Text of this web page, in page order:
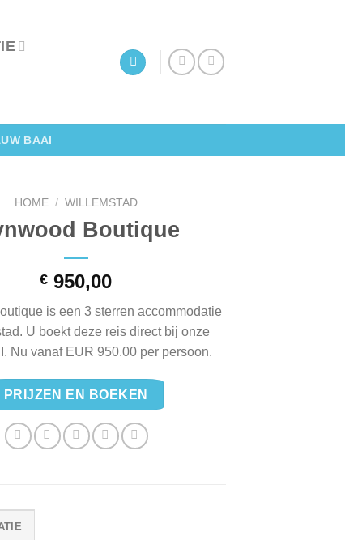
BAAI
HOME / WILLEMSTAD
Boutique
€ 950,00
is een 3 sterren accommodatie
U boekt deze reis direct bij onze
Nu vanaf EUR 950.00 per persoon.
PRIJZEN EN BOEKEN